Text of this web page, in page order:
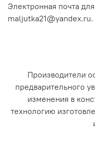
Электронная почта
maljutka21@yandex.ru.
Производители
предварительного
изменения в
технологию